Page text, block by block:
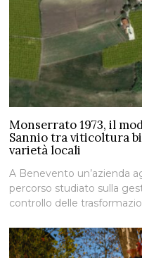
Monserrato 1973, il
Sannio tra viticoltura
varietà locali
A Benevento un’azienda
percorso studiato sulla
controllo delle